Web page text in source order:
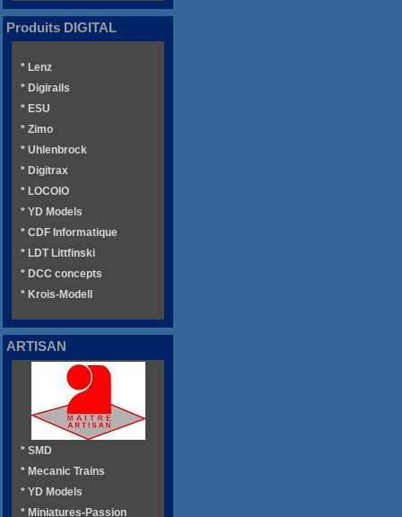
Produits DIGITAL
* Lenz
* Digirails
* ESU
* Zimo
* Uhlenbrock
* Digitrax
* LOCOIO
* YD Models
* CDF Informatique
* LDT Littfinski
* DCC concepts
* Krois-Modell
ARTISAN
* SMD
* Mecanic Trains
* YD Models
* Miniatures-Passion